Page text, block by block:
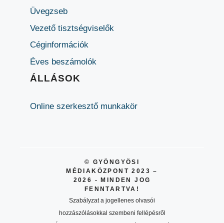
Üvegzseb
Vezető tisztségviselők
Céginformációk
Éves beszámolók
ÁLLÁSOK
Online szerkesztő munkakör
© GYÖNGYÖSI
MÉDIAKÖZPONT 2023 –
2026 - MINDEN JOG
FENNTARTVA!
Szabályzat a jogellenes olvasói
hozzászólásokkal szembeni fellépésről